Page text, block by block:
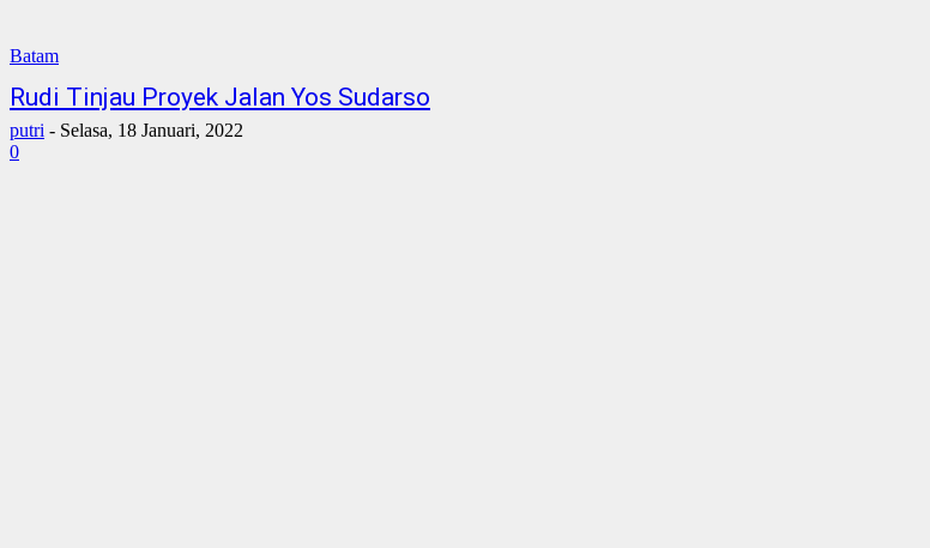
Batam
Rudi Tinjau Proyek Jalan Yos Sudarso
putri - Selasa, 18 Januari, 2022
0